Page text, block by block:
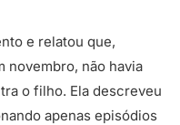
e relatou que,
novembro, não havia
o filho. Ela descreveu
apenas episódios